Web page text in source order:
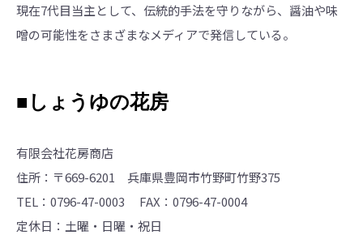
現在7代目当主として、伝統的手法を守りながら、醤油や味
噌の可能性をさまざまなメディアで発信している。
■しょうゆの花房
有限会社花房商店
住所：〒669-6201 兵庫県豊岡市竹野町竹野375
TEL：0796-47-0003 FAX：0796-47-0004
定休日：土曜・日曜・祝日